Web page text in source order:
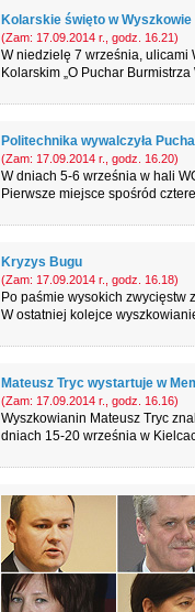
Kolarskie święto w Wyszkowie
(Zam: 17.09.2014 r., godz. 16.21)
W niedzielę 7 września, ulicami
Kolarskim „O Puchar
Politechnika wywalczyła
(Zam: 17.09.2014 r., godz. 16.20)
W dniach 5-6 września w hali
Pierwsze miejsce spośród
Kryzys Bugu
(Zam: 17.09.2014 r., godz. 16.18)
Po paśmie wysokich zwycięstw
W ostatniej kolejce
Mateusz Tryc wystartuje w
(Zam: 17.09.2014 r., godz. 16.16)
Wyszkowianin Mateusz Tryc
dniach 15-20 września w